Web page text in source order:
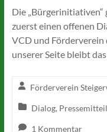
Die
zuerst einen offenen
VCD und Förderverein
unserer Seite bleibt
Förderverein
Dialog,
1 Kommentar